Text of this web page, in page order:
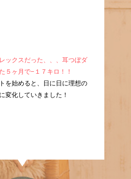
ックスだった、、、耳つぼダ
５ヶ月で−１７キロ！！
を始めると、日に日に理想の
変化していきました！